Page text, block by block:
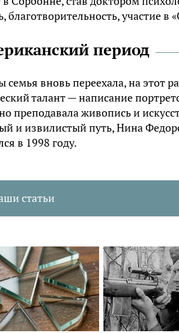
благотворительность, участие в
период
семья вновь переехала, на этот
талант — написание
преподавала живопись и
и извилистый путь, Нина
в 1998 году.
статьи